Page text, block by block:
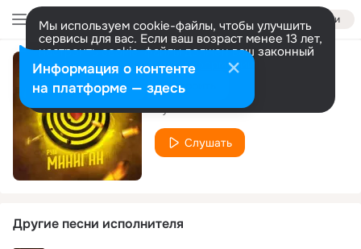
Войти
Мы используем cookie-файлы, чтобы улучшить
сервисы для вас. Если ваш возраст менее 13 лет,
настроить cookie-файлы должен ваш законный
представитель. Больше информации
Разрешить все Настроить
МИНИГАН
РуШ
Слушать
Другие песни исполнителя
Информация о контенте
на платформе — здесь